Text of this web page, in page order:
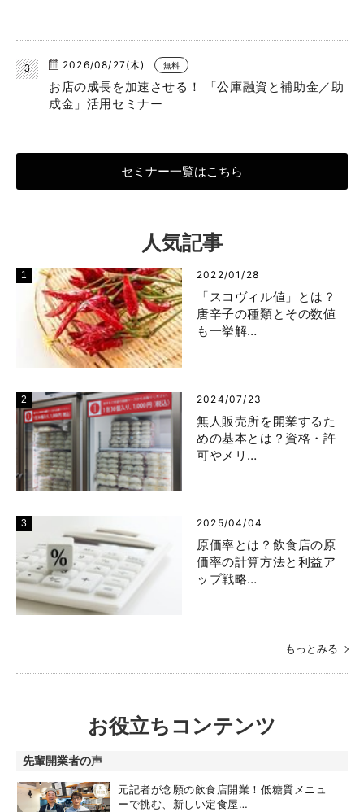
2026/08/27(木) 無料
お店の成長を加速させる！ 「公庫融資と補助金／助
成金」活用セミナー
セミナー一覧はこちら
人気記事
2022/01/28
「スコヴィル値」とは？
唐辛子の種類とその数値
も一挙解…
2024/07/23
無人販売所を開業するた
めの基本とは？資格・許
可やメリ…
2025/04/04
原価率とは？飲食店の原
価率の計算方法と利益ア
ップ戦略…
もっとみる
お役立ちコンテンツ
先輩開業者の声
元記者が念願の飲食店開業！低糖質メニュ
ーで挑む、新しい定食屋…